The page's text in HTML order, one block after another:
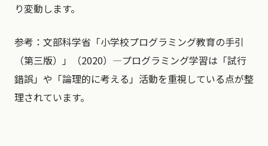
り変動します。
参考：文部科学省「小学校プログラミング教育の手引
（第三版）」（2020）—プログラミング学習は「試行
錯誤」や「論理的に考える」活動を重視している点が整
理されています。